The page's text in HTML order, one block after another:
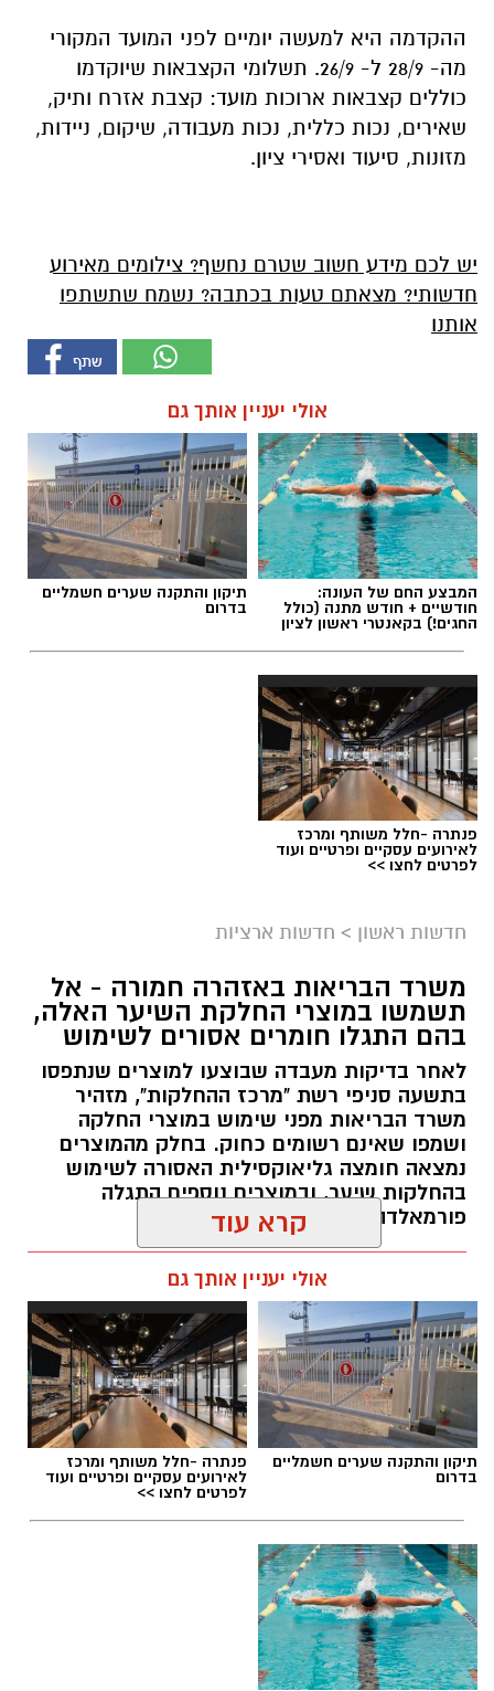
ההקדמה היא למעשה יומיים לפני המועד המקורי
מה- 28/9 ל- 26/9. תשלומי הקצבאות שיוקדמו
כוללים קצבאות ארוכות מועד: קצבת אזרח ותיק,
שאירים, נכות כללית, נכות מעבודה, שיקום, ניידות,
מזונות, סיעוד ואסירי ציון.
יש לכם מידע חשוב שטרם נחשף? צילומים מאירוע
חדשותי? מצאתם טעות בכתבה? נשמח שתשתפו
אותנו
אולי יעניין אותך גם
המבצע החם של העונה:
חודשיים + חודש מתנה (כולל
החגים!) בקאנטרי ראשון לציון
תיקון והתקנה שערים חשמליים
בדרום
פנתרה -חלל משותף ומרכז
לאירועים עסקיים ופרטיים ועוד
לפרטים לחצו >>
חדשות ראשון > חדשות ארציות
משרד הבריאות באזהרה חמורה - אל
תשמשו במוצרי החלקת השיער האלה,
בהם התגלו חומרים אסורים לשימוש
לאחר בדיקות מעבדה שבוצעו למוצרים שנתפסו
בתשעה סניפי רשת "מרכז ההחלקות", מזהיר
משרד הבריאות מפני שימוש במוצרי החלקה
ושמפו שאינם רשומים כחוק. בחלק מהמוצרים
נמצאה חומצה גליאוקסילית האסורה לשימוש
בהחלקות שיער, ובמוצרים נוספים התגלה
פורמאלדהיד - חומר המוגדר כמסרטן
תגים:משרד הבריאות חומרים מסוכנים
מרכז
ההחלקות
קרא עוד
אולי יעניין אותך גם
תיקון והתקנה שערים חשמליים
בדרום
פנתרה -חלל משותף ומרכז
לאירועים עסקיים ופרטיים ועוד
לפרטים לחצו >>